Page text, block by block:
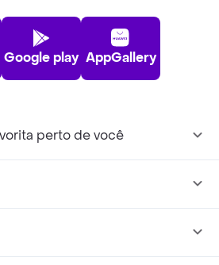
Google play AppGallery
perto de você